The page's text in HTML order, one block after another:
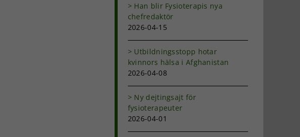
Han blir Fysioterapis nya
chefredaktör
2026-04-15
Utbildningsstopp hotar
kvinnors hälsa i Afghanistan
2026-04-08
Ny dejtingsajt för
fysioterapeuter
2026-04-01